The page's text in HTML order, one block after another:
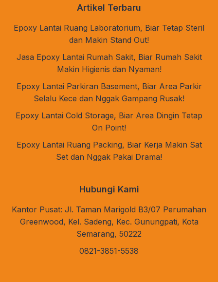
Artikel Terbaru
Epoxy Lantai Ruang Laboratorium, Biar Tetap Steril
dan Makin Stand Out!
Jasa Epoxy Lantai Rumah Sakit, Biar Rumah Sakit
Makin Higienis dan Nyaman!
Epoxy Lantai Parkiran Basement, Biar Area Parkir
Selalu Kece dan Nggak Gampang Rusak!
Epoxy Lantai Cold Storage, Biar Area Dingin Tetap
On Point!
Epoxy Lantai Ruang Packing, Biar Kerja Makin Sat
Set dan Nggak Pakai Drama!
Hubungi Kami
Kantor Pusat: Jl. Taman Marigold B3/07 Perumahan
Greenwood, Kel. Sadeng, Kec. Gunungpati, Kota
Semarang, 50222
0821-3851-5538